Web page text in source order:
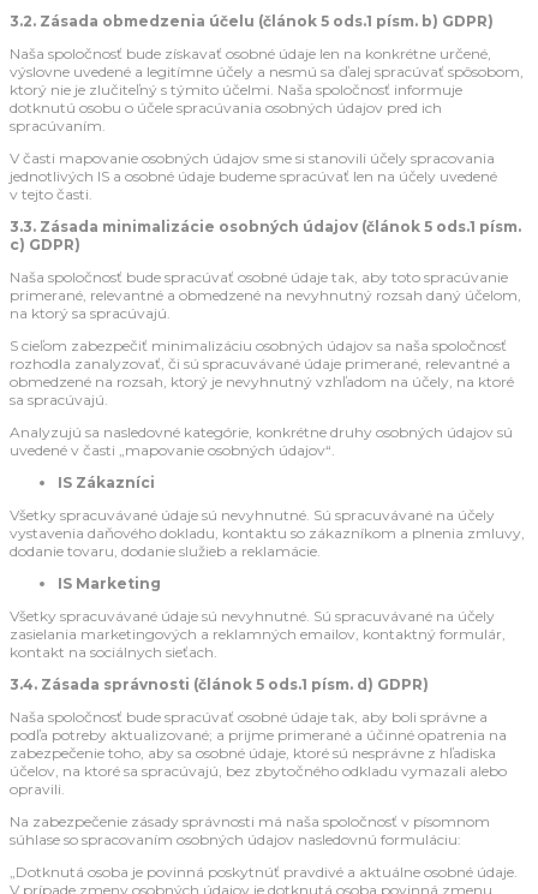
3.2. Zásada obmedzenia účelu (článok 5 ods.1 písm. b) GDPR)
Naša spoločnosť bude získavať osobné údaje len na konkrétne určené,
výslovne uvedené a legitímne účely a nesmú sa ďalej spracúvať spôsobom,
ktorý nie je zlučiteľný s týmito účelmi. Naša spoločnosť informuje
dotknutú osobu o účele spracúvania osobných údajov pred ich
spracúvaním.
V časti mapovanie osobných údajov sme si stanovili účely spracovania
jednotlivých IS a osobné údaje budeme spracúvať len na účely uvedené
v tejto časti.
3.3. Zásada minimalizácie osobných údajov (článok 5 ods.1 písm.
c) GDPR)
Naša spoločnosť bude spracúvať osobné údaje tak, aby toto spracúvanie
primerané, relevantné a obmedzené na nevyhnutný rozsah daný účelom,
na ktorý sa spracúvajú.
S cieľom zabezpečiť minimalizáciu osobných údajov sa naša spoločnosť
rozhodla zanalyzovať, či sú spracuvávané údaje primerané, relevantné a
obmedzené na rozsah, ktorý je nevyhnutný vzhľadom na účely, na ktoré
sa spracúvajú.
Analyzujú sa nasledovné kategórie, konkrétne druhy osobných údajov sú
uvedené v časti „mapovanie osobných údajov“.
IS Zákazníci
Všetky spracuvávané údaje sú nevyhnutné. Sú spracuvávané na účely
vystavenia daňového dokladu, kontaktu so zákazníkom a plnenia zmluvy,
dodanie tovaru, dodanie služieb a reklamácie.
IS Marketing
Všetky spracuvávané údaje sú nevyhnutné. Sú spracuvávané na účely
zasielania marketingových a reklamných emailov, kontaktný formulár,
kontakt na sociálnych sieťach.
3.4. Zásada správnosti (článok 5 ods.1 písm. d) GDPR)
Naša spoločnosť bude spracúvať osobné údaje tak, aby boli správne a
podľa potreby aktualizované; a prijme primerané a účinné opatrenia na
zabezpečenie toho, aby sa osobné údaje, ktoré sú nesprávne z hľadiska
účelov, na ktoré sa spracúvajú, bez zbytočného odkladu vymazali alebo
opravili.
Na zabezpečenie zásady správnosti má naša spoločnosť v písomnom
súhlase so spracovaním osobných údajov nasledovnú formuláciu:
„Dotknutá osoba je povinná poskytnúť pravdivé a aktuálne osobné údaje.
V prípade zmeny osobných údajov je dotknutá osoba povinná zmenu